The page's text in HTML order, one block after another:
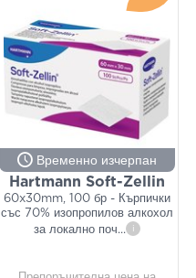
Временно изчерпан
Hartmann Soft-Zellin
60x30mm, 100 бр - Кърпички
със 70% изопропилов алкохол
за локално поч... i